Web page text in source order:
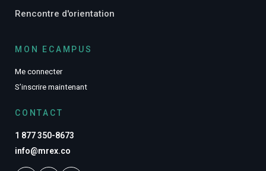
Rencontre d'orientation
MON ECAMPUS
Me connecter
S’inscrire maintenant
CONTACT
1 877 350-8673
info@mrex.co